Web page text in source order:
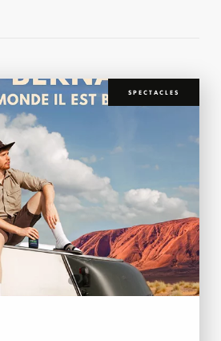
SPECTACLES